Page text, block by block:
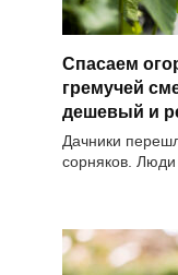
Спасаем
гремучей
дешевый и
Дачники
сорняков.